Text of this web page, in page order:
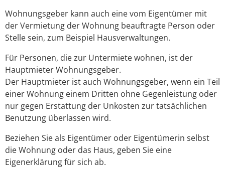
Wohnungsgeber kann auch eine vom Eigentümer mit
der Vermietung der Wohnung beauftragte Person oder
Stelle sein, zum Beispiel Hausverwaltungen.
Für Personen, die zur Untermiete wohnen, ist der
Hauptmieter Wohnungsgeber.
Der Hauptmieter ist auch Wohnungsgeber, wenn ein Teil
einer Wohnung einem Dritten ohne Gegenleistung oder
nur gegen Erstattung der Unkosten zur tatsächlichen
Benutzung überlassen wird.
Beziehen Sie als Eigentümer oder Eigentümerin selbst
die Wohnung oder das Haus, geben Sie eine
Eigenerklärung für sich ab.